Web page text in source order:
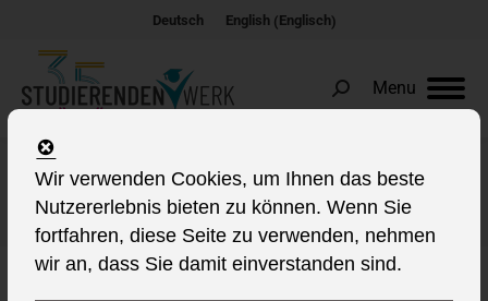
Deutsch English(Englisch)
Menu
Search:
Schlagwort-Archive:BMBF
Sie befinden sich hier:
Wir verwenden Cookies, um Ihnen das beste
Nutzererlebnis bieten zu können. Wenn Sie
fortfahren, diese Seite zu verwenden, nehmen
wir an, dass Sie damit einverstanden sind.